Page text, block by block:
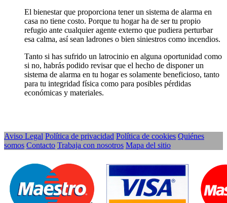
El bienestar que proporciona tener un sistema de alarma en
casa no tiene costo. Porque tu hogar ha de ser tu propio
refugio ante cualquier agente externo que pudiera perturbar
esa calma, así sean ladrones o bien siniestros como incendios.
Tanto si has sufrido un latrocinio en alguna oportunidad como
si no, habrás podido revisar que el hecho de disponer un
sistema de alarma en tu hogar es solamente beneficioso, tanto
para tu integridad física como para posibles pérdidas
económicas y materiales.
Aviso Legal Política de privacidad Política de cookies Quiénes
somos Contacto Trabaja con nosotros Mapa del sitio